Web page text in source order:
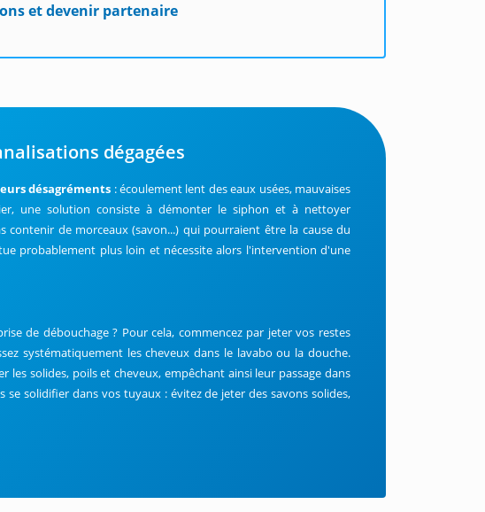
et devenir partenaire
dégagées
désagréments : écoulement lent des eaux usées, mauvaises
une solution consiste à démonter le siphon et à nettoyer
contenir de morceaux (savon...) qui pourraient être la cause du
probablement plus loin et nécessite alors l'intervention d'une
de débouchage ? Pour cela, commencez par jeter vos restes
systématiquement les cheveux dans le lavabo ou la douche.
solides, poils et cheveux, empêchant ainsi leur passage dans
se solidifier dans vos tuyaux : évitez de jeter des savons solides,